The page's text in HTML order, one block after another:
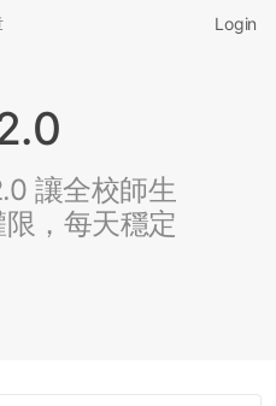
Login
讓全校師生
，每天穩定